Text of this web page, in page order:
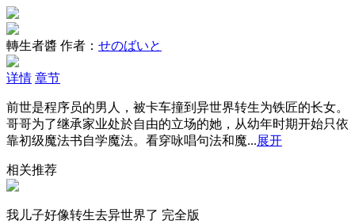
轉生者醬 作者： せのばいと
详情 章节
前世是程序员的男人，被卡车撞到异世界转生为铁匠的长女。
哥哥为了继承家业处於自由的立场的她，从幼年时期开始只依
靠初级魔法书自学魔法。看穿咏唱句法和魔...展开
相关推荐
我儿子好像转生去异世界了 完全版